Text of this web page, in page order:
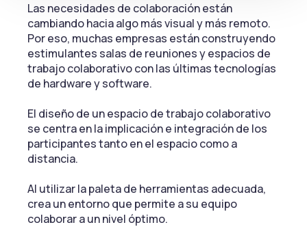
Las necesidades de colaboración están
cambiando hacia algo más visual y más remoto.
Por eso, muchas empresas están construyendo
estimulantes salas de reuniones y espacios de
trabajo colaborativo con las últimas tecnologías
de hardware y software.
El diseño de un espacio de trabajo colaborativo
se centra en la implicación e integración de los
participantes tanto en el espacio como a
distancia.
Al utilizar la paleta de herramientas adecuada,
crea un entorno que permite a su equipo
colaborar a un nivel óptimo.